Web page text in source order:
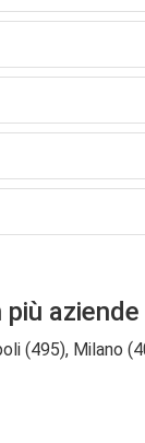
(495), Milano